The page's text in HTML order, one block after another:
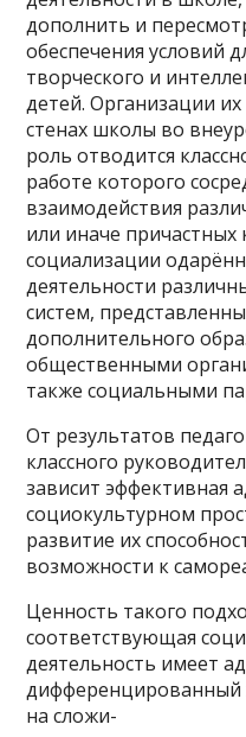
дополнить и
обеспечения условий
творческого и
детей. Организации их
стенах школы во
роль отводится
работе которого
взаимодействия
или иначе
социализации
деятельности
систем,
дополнительного
общественными
также социальными
От результатов
классного
зависит эффективная
социокультурном
развитие их
возможности к
Ценность такого
соответствующая
деятельность имеет
дифференцированный
на сложи-